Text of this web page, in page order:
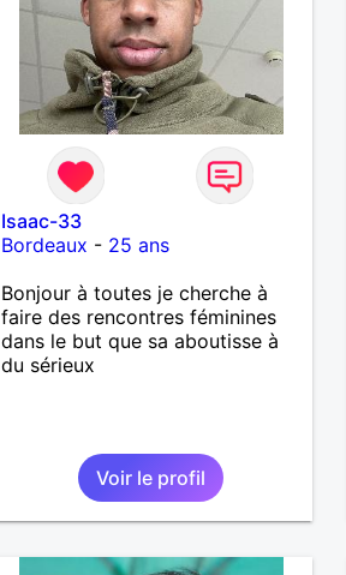
Isaac-33
Bordeaux - 25 ans
Bonjour à toutes je cherche à
faire des rencontres féminines
dans le but que sa aboutisse à
du sérieux
Voir le profil